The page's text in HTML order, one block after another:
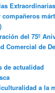
compañeros
del 75º
Comercial de
de actualidad
a la